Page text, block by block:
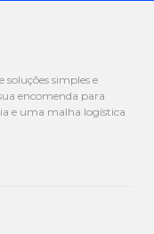
soluções simples e
encomenda para
e uma malha logística